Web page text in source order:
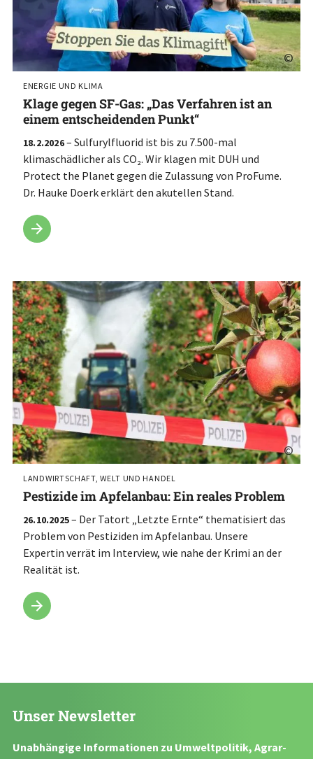
©
Klage gegen SF-Gas: „Das Verfahren ist an
einem entscheidenden Punkt“
ENERGIE UND KLIMA
18.2.2026– Sulfurylfluorid ist bis zu 7.500-mal
klimaschädlicher als CO₂. Wir klagen mit DUH und
Protect the Planet gegen die Zulassung von ProFume.
Dr. Hauke Doerk erklärt den akutellen Stand.
©
Pestizide im Apfelanbau: Ein reales Problem
LANDWIRTSCHAFT, WELT UND HANDEL
26.10.2025– Der Tatort „Letzte Ernte“ thematisiert das
Problem von Pestiziden im Apfelanbau. Unsere
Expertin verrät im Interview, wie nahe der Krimi an der
Realität ist.
Unser Newsletter
Unabhängige Informationen zu Umweltpolitik, Agrar-